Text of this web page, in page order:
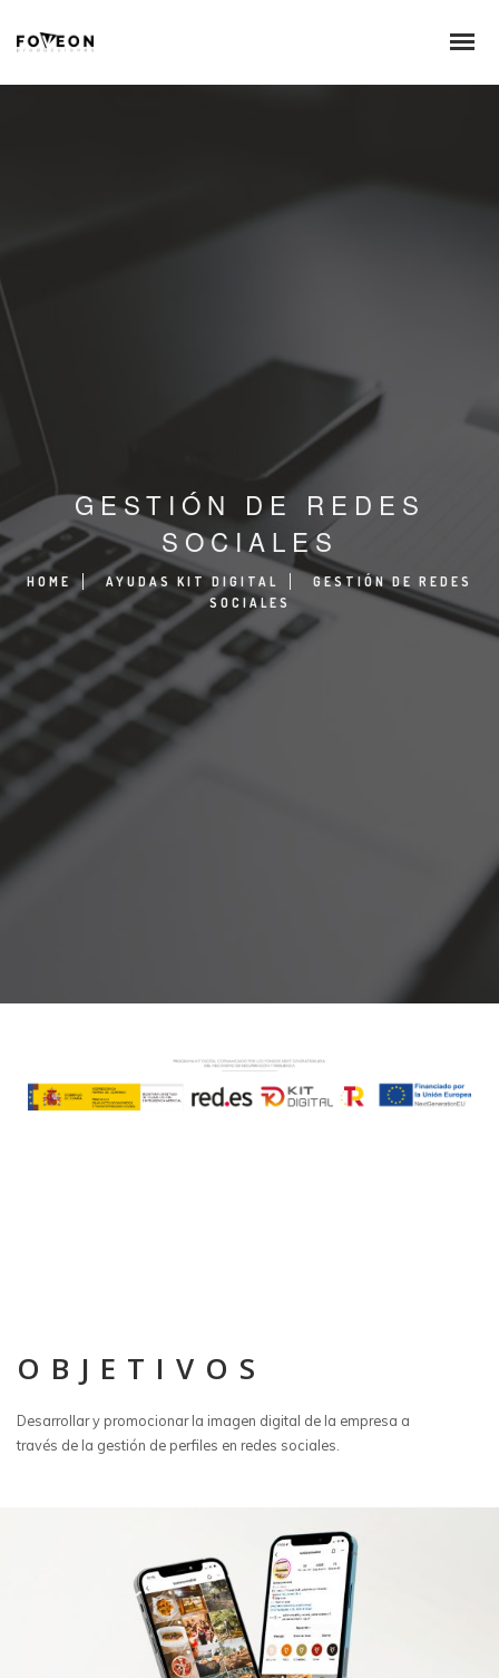
GESTIÓN DE REDES
SOCIALES
HOME AYUDAS KIT DIGITAL
GESTIÓN DE REDES
SOCIALES
OBJETIVOS
Desarrollar y promocionar la imagen digital de la empresa a
través de la gestión de perfiles en redes sociales.